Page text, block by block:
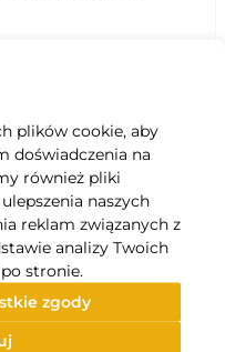
plików cookie, aby
doświadczenia na
również pliki
naszych
reklam związanych z
analizy Twoich
stronie.
zgody